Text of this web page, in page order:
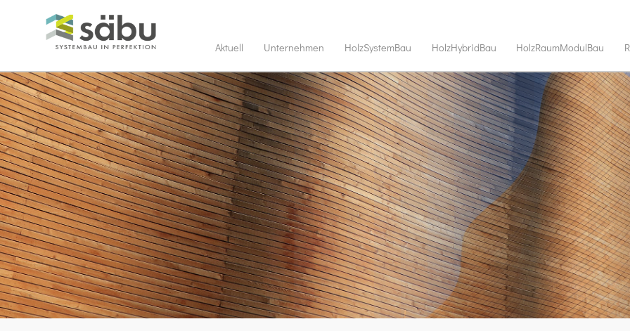
Aktuell Unternehmen HolzSystemBau HolzHybridBau HolzRaumModulBau